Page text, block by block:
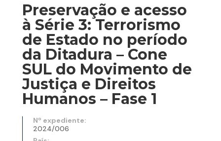
Preservação e acesso
à Série 3: Terrorismo
de Estado no período
da Ditadura – Cone
SUL do Movimento de
Justiça e Direitos
Humanos – Fase 1
Nº expediente:
2024/006